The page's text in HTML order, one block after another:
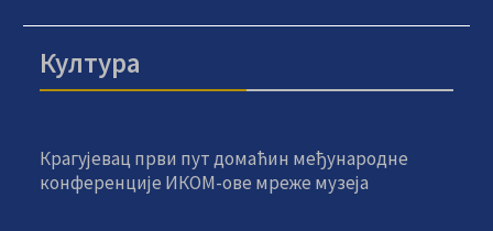
Култура
Крагујевац први пут домаћин међународне
конференције ИКОМ-ове мреже музеја